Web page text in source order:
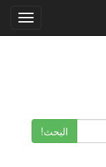
البحث!